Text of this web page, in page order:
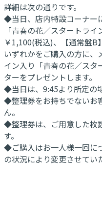
詳細は次の通りです。
◆当日、店内特設コーナー
「青春の花／スタートライ
￥1,100(税込)、【通常盤B
いずれかをご購入の方に
イン入り「青春の花／スタ
ターをプレゼントします。
◆当日は、9:45より所定の
◆整理券をお持ちでないお
ん。
◆整理券は、ご用意した枚
す。
◆ご購入はお一人様一回に
の状況により変更させてい